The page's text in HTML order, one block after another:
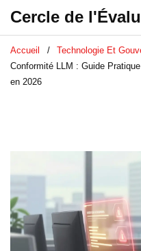
Cercle de
Accueil
Technologie Et
Conformité LLM : Guide
en 2026